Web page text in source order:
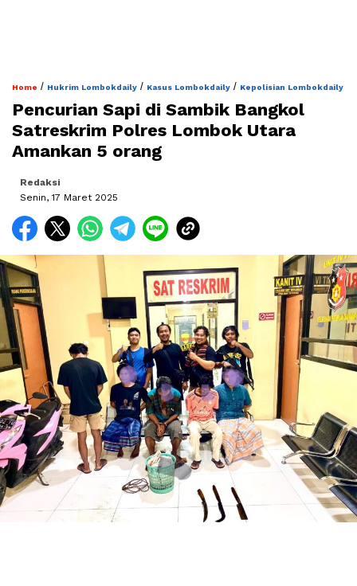
Home / Hukrim Lombokdaily / Kasus Lombokdaily / Kepolisian Lombokdaily
Pencurian Sapi di Sambik Bangkol
Satreskrim Polres Lombok Utara
Amankan 5 orang
Redaksi
Senin, 17 Maret 2025